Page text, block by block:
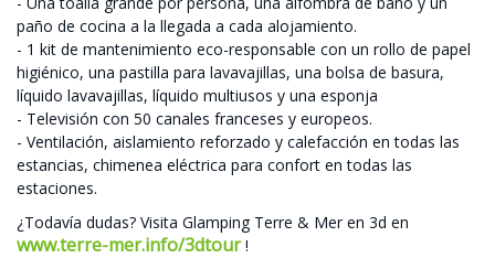
paño de cocina a la llegada a cada alojamiento.
- 1 kit de mantenimiento eco-responsable con un rollo de papel
higiénico, una pastilla para lavavajillas, una bolsa de basura,
líquido lavavajillas, líquido multiusos y una esponja
- Televisión con 50 canales franceses y europeos.
- Ventilación, aislamiento reforzado y calefacción en todas las
estancias, chimenea eléctrica para confort en todas las
estaciones.
¿Todavía dudas? Visita Glamping Terre & Mer en 3d en
www.terre-mer.info/3dtour!